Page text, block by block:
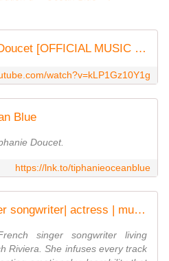
Ocean Blue- Tiphanie Doucet [OFFICIAL MUSIC VIDEO]
watch?v=kLP1Gz10Y1g
Blue
Doucet.
https://lnk.to/tiphanieoceanblue
Tiphanie Doucet | singer songwriter| actress | musician|New Jersey| Ramatuelle | chanteuse | la voix|harpist | |
singer songwriter living
Riviera. She infuses every track